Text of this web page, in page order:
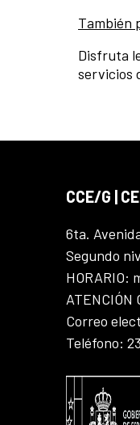
También
Disfruta
servicios
CCE/G |
6ta.
Segundo
HORARIO:
ATENCIÓN
Correo
Teléfono: